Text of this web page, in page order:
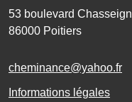
53 boulevard
86000 Poitiers
cheminance@yahoo.fr
Informations légales